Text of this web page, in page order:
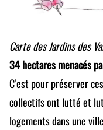
Carte des Jardins des
34 hectares menacés
C’est pour préserver
collectifs ont lutté et
logements dans une